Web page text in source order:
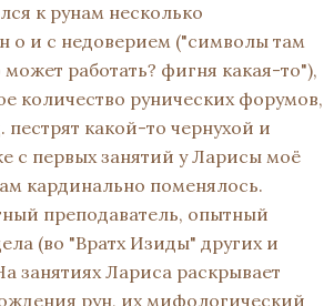
к рунам несколько
о и с недоверием ("символы там
может работать? фигня какая-то"),
количество рунических форумов,
пестрят какой-то чернухой и
с первых занятий у Ларисы моё
кардинально поменялось.
преподаватель, опытный
(во "Вратх Изиды" других и
занятиях Лариса раскрывает
рун, их мифологический